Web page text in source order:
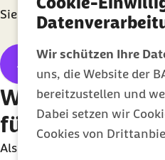
Wir schützen Ihre
uns, die Website der
bereitzustellen und
Dabei setzen wir
Cookies von
Sie jeden Monat neue
Jetzt anmelden
Was bedeutet
für
Als Arbeitgeber erhalten Sie